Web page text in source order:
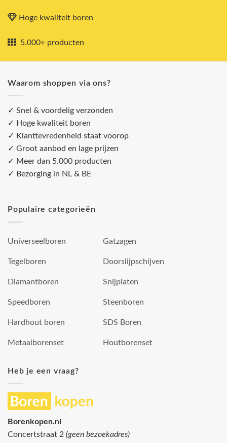
Hoge kwaliteit boren
5.000+ producten
Waarom shoppen via ons?
✓ Snel & voordelig verzonden
✓ Hoge kwaliteit boren
✓ Klanttevredenheid staat voorop
✓ Groot aanbod en lage prijzen
✓ Meer dan 5.000 producten
✓ Bezorging in NL & BE
Populaire categorieën
Universeelboren
Tegelboren
Diamantboren
Speedboren
Hardhout boren
Metaalborenset
Gatzagen
Doorslijpschijven
Snijplaten
Steenboren
SDS Boren
Houtborenset
Heb je een vraag?
Borenkopen.nl
Concertstraat 2 (geen bezoekadres)